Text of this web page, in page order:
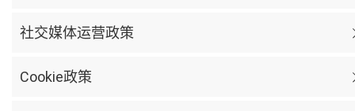
社交媒体运营政策
Cookie政策